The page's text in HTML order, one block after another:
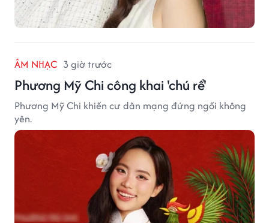
ÂM NHẠC 3 giờ trước
Phương Mỹ Chi công khai 'chú rể'
Phương Mỹ Chi khiến cư dân mạng đứng ngồi không
yên.